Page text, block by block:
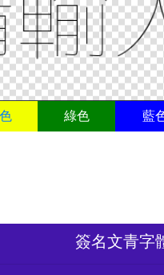
綠色 藍
簽名文青字